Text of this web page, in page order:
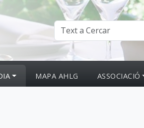
MAPA AHLG ASSOCIACIÓ